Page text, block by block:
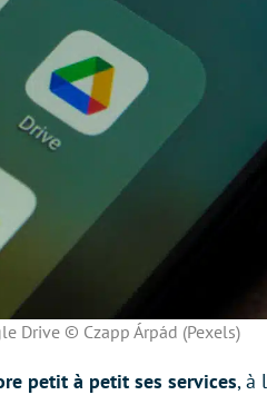
Drive © Czapp Árpád (Pexels)
petit à petit ses services, à